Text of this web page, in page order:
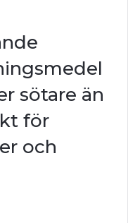
sötare än
för
och